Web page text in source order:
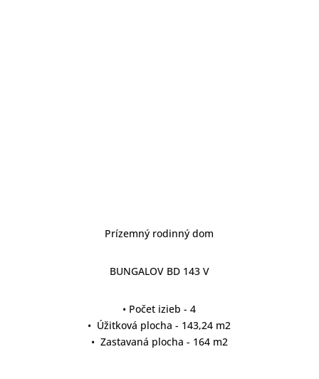
Prízemný rodinný dom
BUNGALOV BD 143 V
• Počet izieb - 4
• Úžitková plocha - 143,24 m2
• Zastavaná plocha - 164 m2